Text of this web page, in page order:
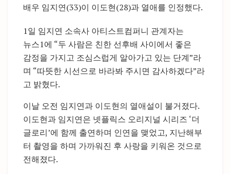
배우 임지연(33)이 이도현(28)과 열애를 인정했다.
1일 임지연 소속사 아티스트컴퍼니 관계자는
뉴스1에 “두 사람은 친한 선후배 사이에서 좋은
감정을 가지고 조심스럽게 알아가고 있는 단계”라
며 “따뜻한 시선으로 바라봐 주시면 감사하겠다”라
고 밝혔다.
이날 오전 임지연과 이도현의 열애설이 불거졌다.
이도현과 임지연은 넷플릭스 오리지널 시리즈 ‘더
글로리’에 함께 출연하며 인연을 맺었고, 지난해부
터 촬영을 하며 가까워진 후 사랑을 키워온 것으로
전해졌다.